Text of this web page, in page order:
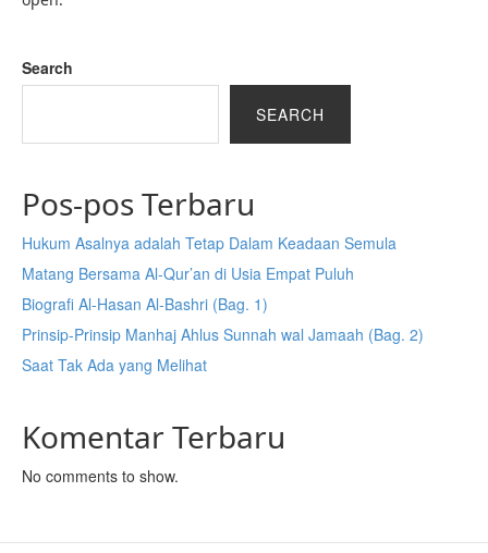
Search
SEARCH
Pos-pos Terbaru
Hukum Asalnya adalah Tetap Dalam Keadaan Semula
Matang Bersama Al-Qur’an di Usia Empat Puluh
Biografi Al-Hasan Al-Bashri (Bag. 1)
Prinsip-Prinsip Manhaj Ahlus Sunnah wal Jamaah (Bag. 2)
Saat Tak Ada yang Melihat
Komentar Terbaru
No comments to show.